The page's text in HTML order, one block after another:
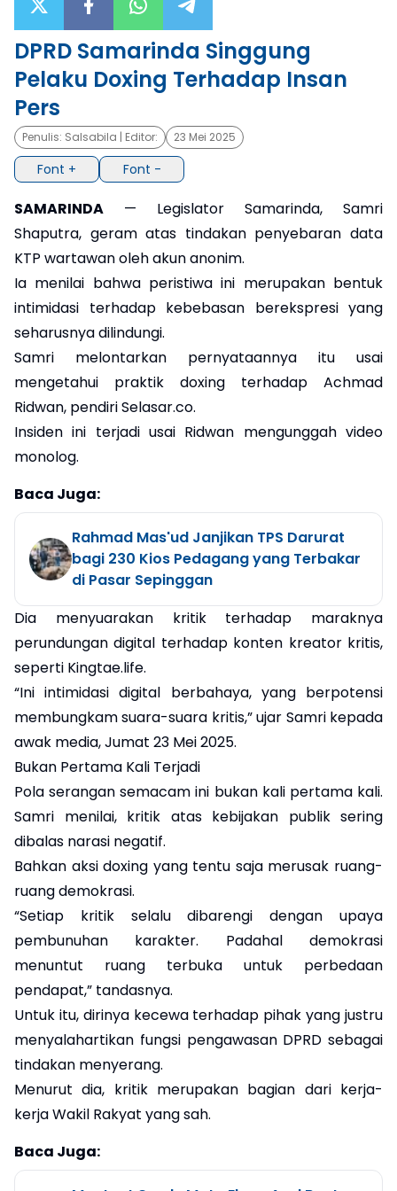
×
DPRD Samarinda Singgung
Pelaku Doxing Terhadap Insan
Pers
Penulis: Salsabila | Editor: 23 Mei 2025
Font + Font -
SAMARINDA — Legislator Samarinda, Samri
Shaputra, geram atas tindakan penyebaran data
KTP wartawan oleh akun anonim.
Ia menilai bahwa peristiwa ini merupakan bentuk
intimidasi terhadap kebebasan berekspresi yang
seharusnya dilindungi.
Samri melontarkan pernyataannya itu usai
mengetahui praktik doxing terhadap Achmad
Ridwan, pendiri Selasar.co.
Insiden ini terjadi usai Ridwan mengunggah video
monolog.
Baca Juga:
Rahmad Mas'ud Janjikan TPS Darurat
bagi 230 Kios Pedagang yang Terbakar
di Pasar Sepinggan
Dia menyuarakan kritik terhadap maraknya
perundungan digital terhadap konten kreator kritis,
seperti Kingtae.life.
“Ini intimidasi digital berbahaya, yang berpotensi
membungkam suara-suara kritis,” ujar Samri kepada
awak media, Jumat 23 Mei 2025.
Bukan Pertama Kali Terjadi
Pola serangan semacam ini bukan kali pertama kali.
Samri menilai, kritik atas kebijakan publik sering
dibalas narasi negatif.
Bahkan aksi doxing yang tentu saja merusak ruang-
ruang demokrasi.
“Setiap kritik selalu dibarengi dengan upaya
pembunuhan karakter. Padahal demokrasi
menuntut ruang terbuka untuk perbedaan
pendapat,” tandasnya.
Untuk itu, dirinya kecewa terhadap pihak yang justru
menyalahartikan fungsi pengawasan DPRD sebagai
tindakan menyerang.
Menurut dia, kritik merupakan bagian dari kerja-
kerja Wakil Rakyat yang sah.
Baca Juga: